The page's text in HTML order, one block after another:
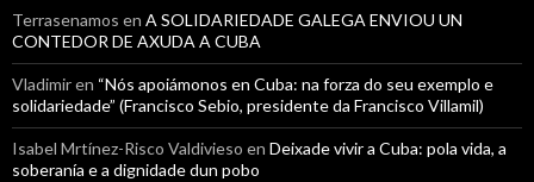
Terrasenamos en A SOLIDARIEDADE GALEGA ENVIOU UN
CONTEDOR DE AXUDA A CUBA
Vladimiren “Nós apoiámonos en Cuba: na forza do seu exemplo e
solidariedade” (Francisco Sebio, presidente da Francisco Villamil)
Isabel Mrtínez-Risco Valdivieso en Deixade vivir a Cuba: pola vida, a
soberanía e a dignidade dun pobo